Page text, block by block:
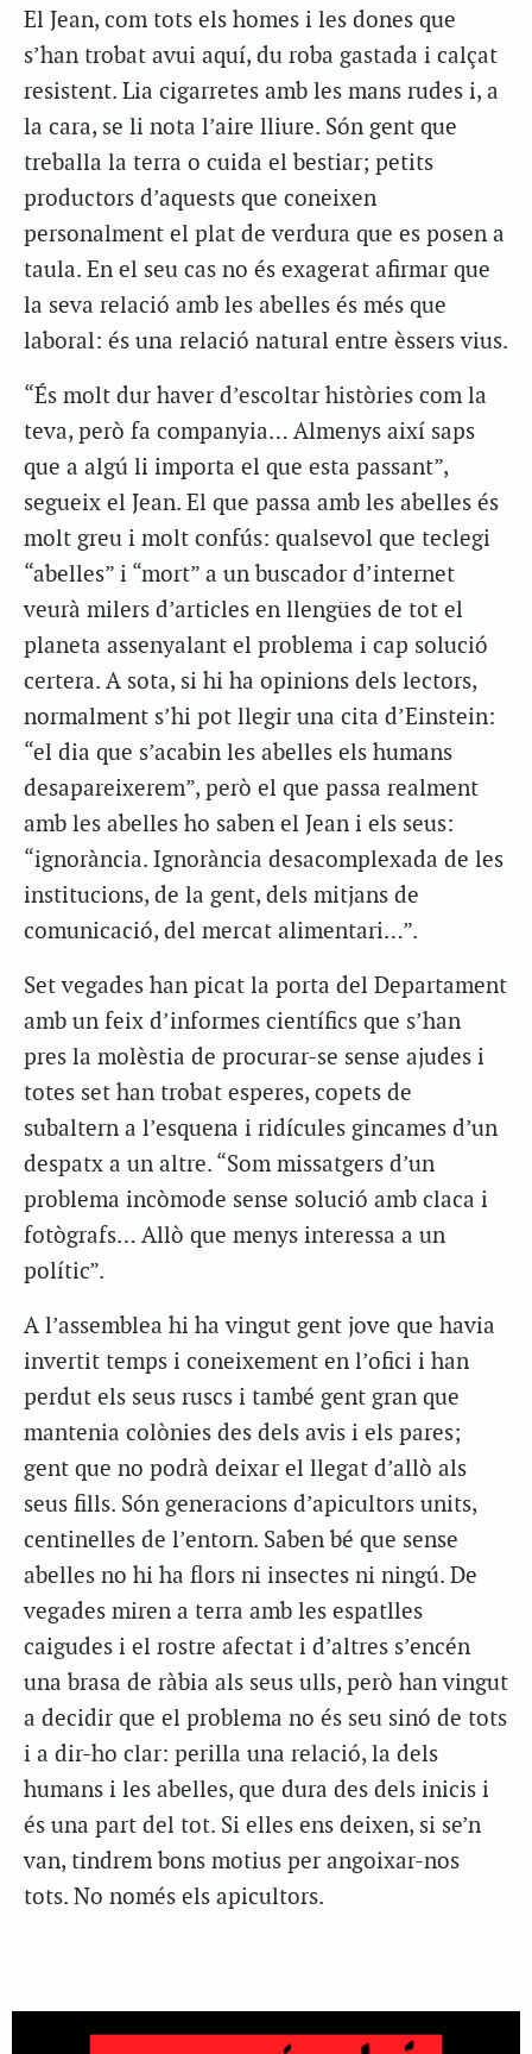
El Jean, com tots els homes i les dones que
s’han trobat avui aquí, du roba gastada i calçat
resistent. Lia cigarretes amb les mans rudes i, a
la cara, se li nota l’aire lliure. Són gent que
treballa la terra o cuida el bestiar; petits
productors d’aquests que coneixen
personalment el plat de verdura que es posen a
taula. En el seu cas no és exagerat afirmar que
la seva relació amb les abelles és més que
laboral: és una relació natural entre èssers vius.
“És molt dur haver d’escoltar històries com la
teva, però fa companyia… Almenys així saps
que a algú li importa el que esta passant”,
segueix el Jean. El que passa amb les abelles és
molt greu i molt confús: qualsevol que teclegi
“abelles” i “mort” a un buscador d’internet
veurà milers d’articles en llengües de tot el
planeta assenyalant el problema i cap solució
certera. A sota, si hi ha opinions dels lectors,
normalment s’hi pot llegir una cita d’Einstein:
“el dia que s’acabin les abelles els humans
desapareixerem”, però el que passa realment
amb les abelles ho saben el Jean i els seus:
“ignorància. Ignorància desacomplexada de les
institucions, de la gent, dels mitjans de
comunicació, del mercat alimentari…”.
Set vegades han picat la porta del Departament
amb un feix d’informes científics que s’han
pres la molèstia de procurar-se sense ajudes i
totes set han trobat esperes, copets de
subaltern a l’esquena i ridícules gincames d’un
despatx a un altre. “Som missatgers d’un
problema incòmode sense solució amb claca i
fotògrafs… Allò que menys interessa a un
polític”.
A l’assemblea hi ha vingut gent jove que havia
invertit temps i coneixement en l’ofici i han
perdut els seus ruscs i també gent gran que
mantenia colònies des dels avis i els pares;
gent que no podrà deixar el llegat d’allò als
seus fills. Són generacions d’apicultors units,
centinelles de l’entorn. Saben bé que sense
abelles no hi ha flors ni insectes ni ningú. De
vegades miren a terra amb les espatlles
caigudes i el rostre afectat i d’altres s’encén
una brasa de ràbia als seus ulls, però han vingut
a decidir que el problema no és seu sinó de tots
i a dir-ho clar: perilla una relació, la dels
humans i les abelles, que dura des dels inicis i
és una part del tot. Si elles ens deixen, si se’n
van, tindrem bons motius per angoixar-nos
tots. No només els apicultors.